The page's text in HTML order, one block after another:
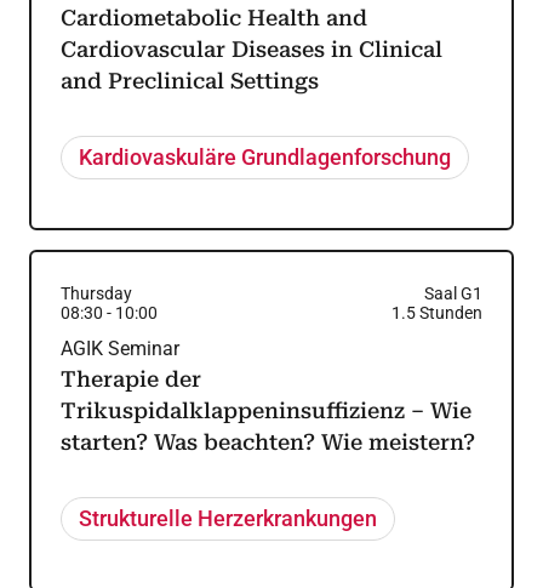
Cardiometabolic Health and
Cardiovascular Diseases in Clinical
and Preclinical Settings
Kardiovaskuläre Grundlagenforschung
Thursday
Saal G1
08:30 - 10:00 1.5Stunden
AGIK Seminar
Therapie der
Trikuspidalklappeninsuffizienz – Wie
starten? Was beachten? Wie meistern?
Strukturelle Herzerkrankungen